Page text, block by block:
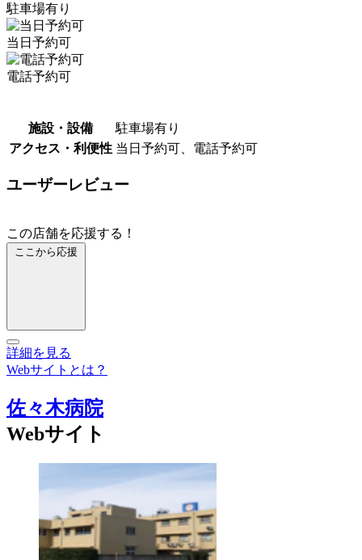
駐車場有り
当日予約可
電話予約可
施設・設備
駐車場有り
アクセス・利便性 当日予約可、電話予約可
ユーザーレビュー
この店舗を応援する！
ここから応援
詳細を見る
Webサイトとは？
佐々木病院
Webサイト